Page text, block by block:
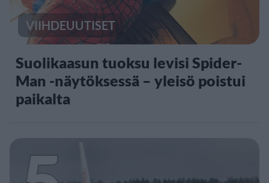
VIIHDEUUTISET
Suolikaasun tuoksu levisi Spider-
Man -näytöksessä – yleisö poistui
paikalta